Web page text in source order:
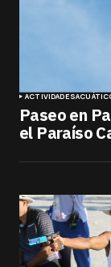
ACTIVIDADES
Paseo en
el Paraíso